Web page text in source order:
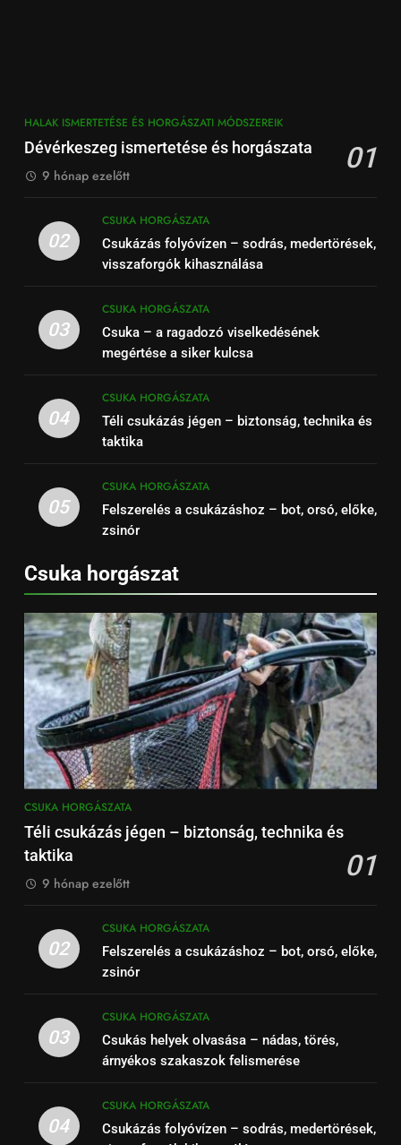
HALAK ISMERTETÉSE ÉS HORGÁSZATI MÓDSZEREIK
Dévérkeszeg ismertetése és horgászata 01
9 hónap ezelőtt
02
CSUKA HORGÁSZATA
Csukázás folyóvízen – sodrás, medertörések,
visszaforgók kihasználása
03
CSUKA HORGÁSZATA
Csuka – a ragadozó viselkedésének
megértése a siker kulcsa
04
CSUKA HORGÁSZATA
Téli csukázás jégen – biztonság, technika és
taktika
05
CSUKA HORGÁSZATA
Felszerelés a csukázáshoz – bot, orsó, előke,
zsinór
Csuka horgászat
CSUKA HORGÁSZATA
Téli csukázás jégen – biztonság, technika és
taktika
01
9 hónap ezelőtt
02
CSUKA HORGÁSZATA
Felszerelés a csukázáshoz – bot, orsó, előke,
zsinór
03
CSUKA HORGÁSZATA
Csukás helyek olvasása – nádas, törés,
árnyékos szakaszok felismerése
04
CSUKA HORGÁSZATA
Csukázás folyóvízen – sodrás, medertörések,